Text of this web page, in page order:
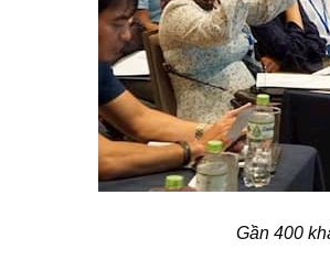
Gần 400